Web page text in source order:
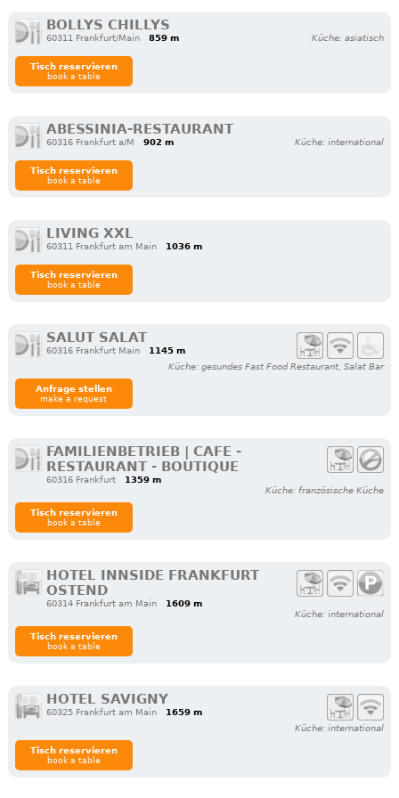
BOLLYS CHILLYS
60311 Frankfurt/Main 859 m Küche: asiatisch
Tisch reservieren
book a table
ABESSINIA-RESTAURANT
60316 Frankfurt a/M 902 m Küche: international
Tisch reservieren
book a table
LIVING XXL
60311 Frankfurt am Main 1036 m
Tisch reservieren
book a table
SALUT SALAT
60316 Frankfurt Main
1145 m
Küche: gesundes Fast Food Restaurant, Salat Bar
Anfrage stellen
make a request
FAMILIENBETRIEB | CAFE -
RESTAURANT - BOUTIQUE
60316 Frankfurt
1359 m
Küche: französische Küche
Tisch reservieren
book a table
HOTEL INNSIDE FRANKFURT
OSTEND
60314 Frankfurt am Main
1609 m
Küche: international
Tisch reservieren
book a table
HOTEL SAVIGNY
60325 Frankfurt am Main
1659 m
Küche: international
Tisch reservieren
book a table